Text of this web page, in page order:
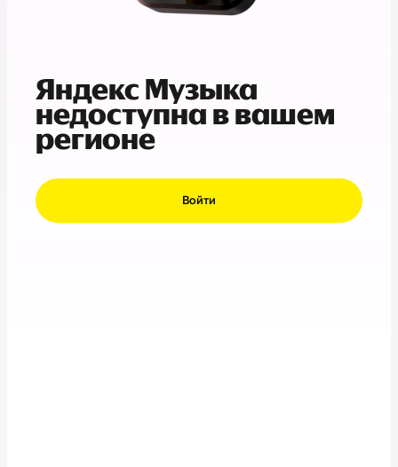
Яндекс Музыка
недоступна в вашем
регионе
Войти